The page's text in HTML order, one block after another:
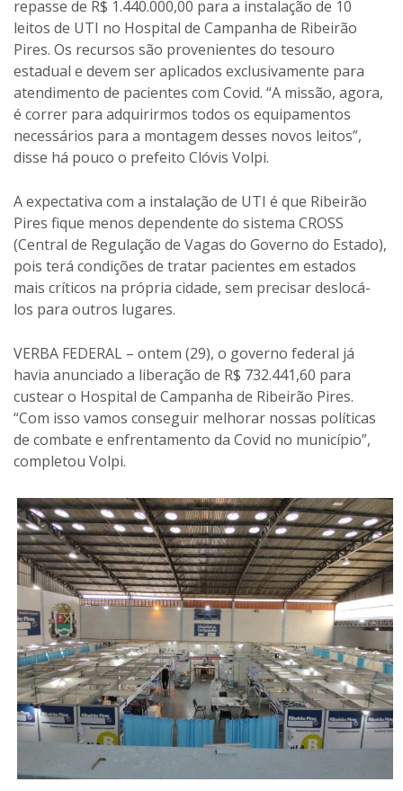
repasse de R$ 1.440.000,00 para a instalação de 10
leitos de UTI no Hospital de Campanha de Ribeirão
Pires. Os recursos são provenientes do tesouro
estadual e devem ser aplicados exclusivamente para
atendimento de pacientes com Covid. “A missão, agora,
é correr para adquirirmos todos os equipamentos
necessários para a montagem desses novos leitos”,
disse há pouco o prefeito Clóvis Volpi.
A expectativa com a instalação de UTI é que Ribeirão
Pires fique menos dependente do sistema CROSS
(Central de Regulação de Vagas do Governo do Estado),
pois terá condições de tratar pacientes em estados
mais críticos na própria cidade, sem precisar deslocá-
los para outros lugares.
VERBA FEDERAL – ontem (29), o governo federal já
havia anunciado a liberação de R$ 732.441,60 para
custear o Hospital de Campanha de Ribeirão Pires.
“Com isso vamos conseguir melhorar nossas políticas
de combate e enfrentamento da Covid no município”,
completou Volpi.